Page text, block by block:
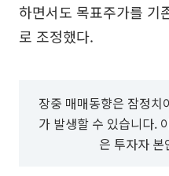
하면서도 목표주가를 기
로 조정했다.
장중 매매동향은 잠정치
가 발생할 수 있습니다.
은 투자자